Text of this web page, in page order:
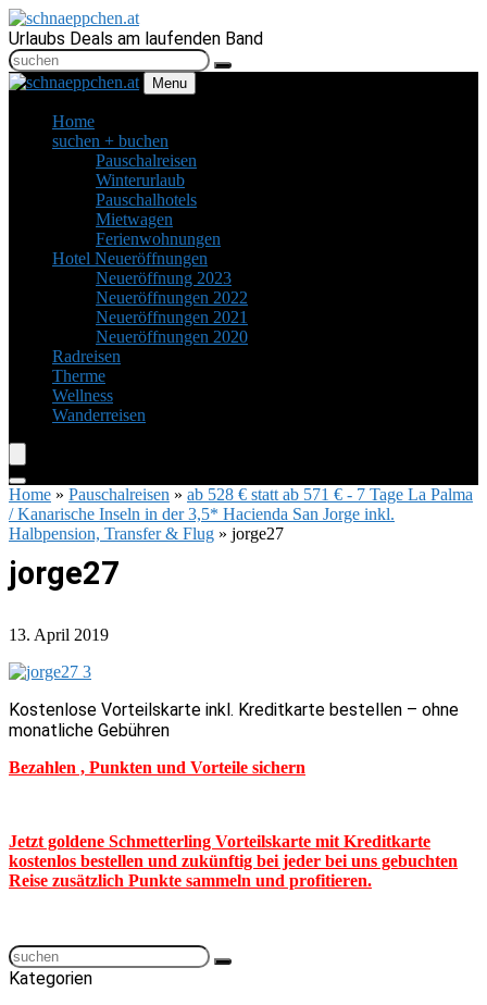
Urlaubs Deals am laufenden Band
Menu
Home
suchen + buchen
Pauschalreisen
Winterurlaub
Pauschalhotels
Mietwagen
Ferienwohnungen
Hotel Neueröffnungen
Neueröffnung 2023
Neueröffnungen 2022
Neueröffnungen 2021
Neueröffnungen 2020
Radreisen
Therme
Wellness
Wanderreisen
Home » Pauschalreisen » ab 528 € statt ab 571 € - 7 Tage La Palma
/ Kanarische Inseln in der 3,5* Hacienda San Jorge inkl.
Halbpension, Transfer & Flug » jorge27
jorge27
13. April 2019
Kostenlose Vorteilskarte inkl. Kreditkarte bestellen – ohne
monatliche Gebühren
Bezahlen , Punkten und Vorteile sichern
Jetzt goldene Schmetterling Vorteilskarte mit Kreditkarte
kostenlos bestellen und zukünftig bei jeder bei uns gebuchten
Reise zusätzlich Punkte sammeln und profitieren.
Kategorien